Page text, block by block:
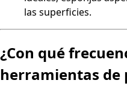
las superficies.
¿Con qué
herramientas de